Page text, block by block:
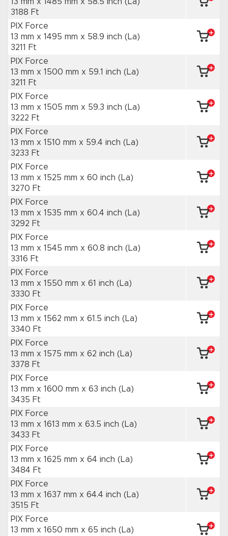
3188 Ft
PIX Force
13 mm x 1495 mm x 58.9 inch (La)
3211 Ft
PIX Force
13 mm x 1500 mm x 59.1 inch (La)
3211 Ft
PIX Force
13 mm x 1505 mm x 59.3 inch (La)
3222 Ft
PIX Force
13 mm x 1510 mm x 59.4 inch (La)
3233 Ft
PIX Force
13 mm x 1525 mm x 60 inch (La)
3270 Ft
PIX Force
13 mm x 1535 mm x 60.4 inch (La)
3292 Ft
PIX Force
13 mm x 1545 mm x 60.8 inch (La)
3316 Ft
PIX Force
13 mm x 1550 mm x 61 inch (La)
3330 Ft
PIX Force
13 mm x 1562 mm x 61.5 inch (La)
3340 Ft
PIX Force
13 mm x 1575 mm x 62 inch (La)
3378 Ft
PIX Force
13 mm x 1600 mm x 63 inch (La)
3435 Ft
PIX Force
13 mm x 1613 mm x 63.5 inch (La)
3433 Ft
PIX Force
13 mm x 1625 mm x 64 inch (La)
3484 Ft
PIX Force
13 mm x 1637 mm x 64.4 inch (La)
3515 Ft
PIX Force
13 mm x 1650 mm x 65 inch (La)